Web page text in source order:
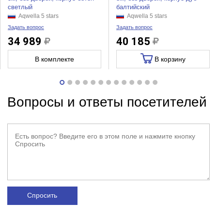
светлый
Aqwella 5 stars
Задать вопрос
34 989
В комплекте
балтийский
Aqwella 5 stars
Задать вопрос
40 185
В корзину
Вопросы и ответы посетителей
Спросить